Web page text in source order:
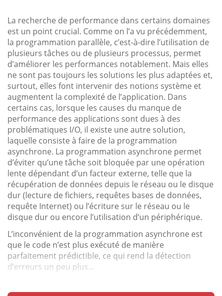
La recherche de performance dans certains domaines
est un point crucial. Comme on l’a vu précédemment,
la programmation parallèle, c’est-à-dire l’utilisation de
plusieurs tâches ou de plusieurs processus, permet
d’améliorer les performances notablement. Mais elles
ne sont pas toujours les solutions les plus adaptées et,
surtout, elles font intervenir des notions système et
augmentent la complexité de l’application. Dans
certains cas, lorsque les causes du manque de
performance des applications sont dues à des
problématiques I/O, il existe une autre solution,
laquelle consiste à faire de la programmation
asynchrone. La programmation asynchrone permet
d’éviter qu’une tâche soit bloquée par une opération
lente dépendant d’un facteur externe, telle que la
récupération de données depuis le réseau ou le disque
dur (lecture de fichiers, requêtes bases de données,
requête Internet) ou l’écriture sur le réseau ou le
disque dur ou encore l’utilisation d’un périphérique.
L’inconvénient de la programmation asynchrone est
que le code n’est plus exécuté de manière
parfaitement prédictible, ce qui rend la détection
d’erreurs un peu plus...